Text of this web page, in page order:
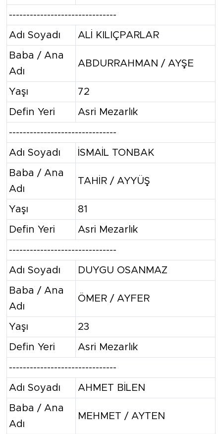
-------------------------------
Adı Soyadı ALİ KILIÇPARLAR
Baba / Ana
Adı
ABDURRAHMAN / AYŞE
Yaşı 72
Defin Yeri Asri Mezarlık
-------------------------------
Adı Soyadı İSMAİL TONBAK
Baba / Ana
Adı
TAHİR / AYYÜŞ
Yaşı 81
Defin Yeri Asri Mezarlık
-------------------------------
Adı Soyadı DUYGU OSANMAZ
Baba / Ana
Adı
ÖMER / AYFER
Yaşı 23
Defin Yeri Asri Mezarlık
-------------------------------
Adı Soyadı AHMET BİLEN
Baba / Ana
Adı
MEHMET / AYTEN